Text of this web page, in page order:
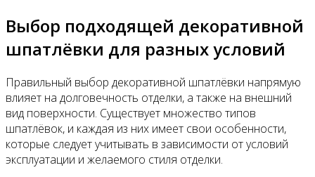
Выбор подходящей декоративной
шпатлёвки для разных условий
Правильный выбор декоративной шпатлёвки напрямую
влияет на долговечность отделки, а также на внешний
вид поверхности. Существует множество типов
шпатлёвок, и каждая из них имеет свои особенности,
которые следует учитывать в зависимости от условий
эксплуатации и желаемого стиля отделки.